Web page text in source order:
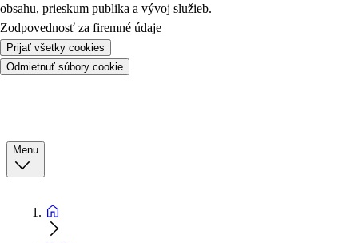
obsahu, prieskum publika a vývoj služieb.
Zodpovednosť za firemné údaje
Prijať všetky cookies
Odmietnuť súbory cookie
Menu